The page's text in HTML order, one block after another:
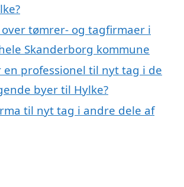
tømrer- og tagfirmaer i
Skanderborg kommune
en professionel til nyt tag i de
byer til Hylke?
til nyt tag i andre dele af